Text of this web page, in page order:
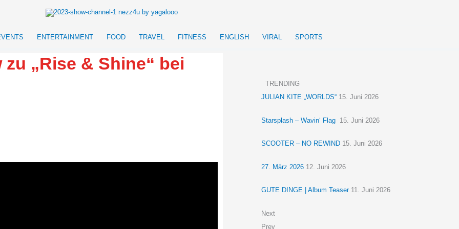
ENTERTAINMENT FOOD TRAVEL FITNESS ENGLISH VIRAL SPORTS
„Rise & Shine“ bei
TRENDING
JULIAN KITE „WORLDS“ 15. Juni 2026
Starsplash – Wavin‘ Flag 15. Juni 2026
SCOOTER – NO REWIND 15. Juni 2026
27. März 2026 12. Juni 2026
GUTE DINGE | Album Teaser 11. Juni 2026
Next
Prev